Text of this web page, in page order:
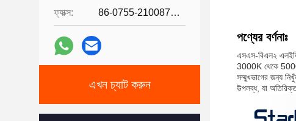
ফ্যাক্স: 86-0755-21008727
এখন চ্যাট করুন
পণ্যের বর্ণনাঃ
এসএস-বিএল২
3000K থেকে
সম্মুখভাগের জন্য
উপলব্ধ, যা অতিরিক্ত